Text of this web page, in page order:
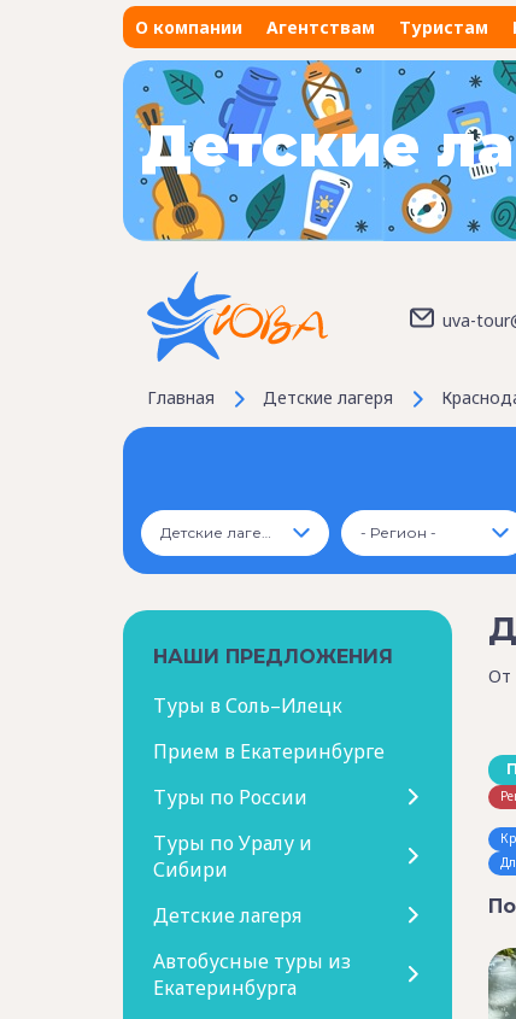
О компании Агентствам Туристам
Детские
uva-
Главная Детские лагеря
Детские лагеря - Регион -
НАШИ ПРЕДЛОЖЕНИЯ
Туры в Соль–Илецк
Прием в Екатеринбурге
Туры по России
Туры по Уралу и
Сибири
Детские лагеря
Автобусные туры из
Екатеринбурга
От